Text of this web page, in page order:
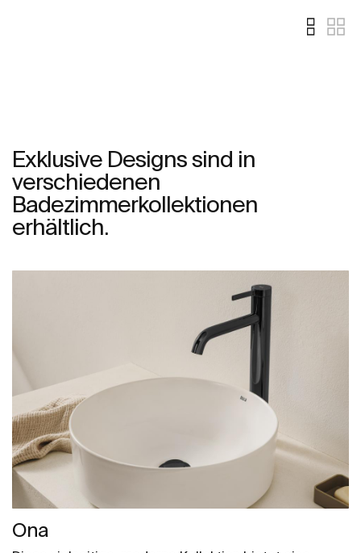
Exklusive Designs sind in
verschiedenen
Badezimmerkollektionen
erhältlich.
Ona